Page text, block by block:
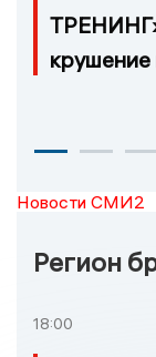
Новости СМИ2
Регион
18:00